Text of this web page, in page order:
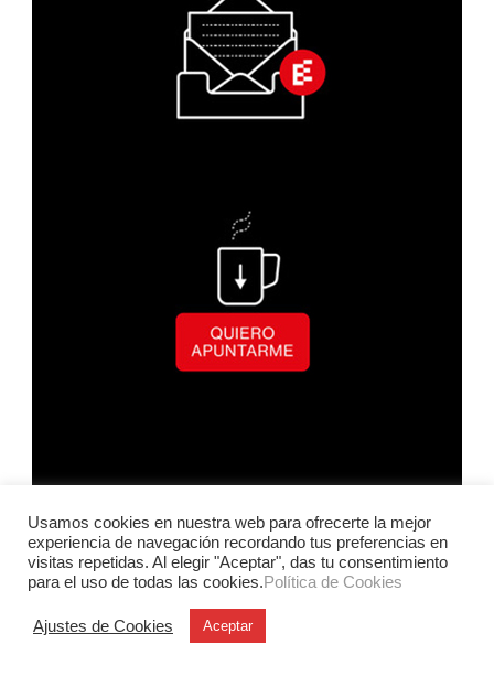
Usamos cookies en nuestra web para ofrecerte la mejor
experiencia de navegación recordando tus preferencias en
visitas repetidas. Al elegir "Aceptar", das tu consentimiento
para el uso de todas las cookies.Política de Cookies
Ajustes de Cookies Aceptar